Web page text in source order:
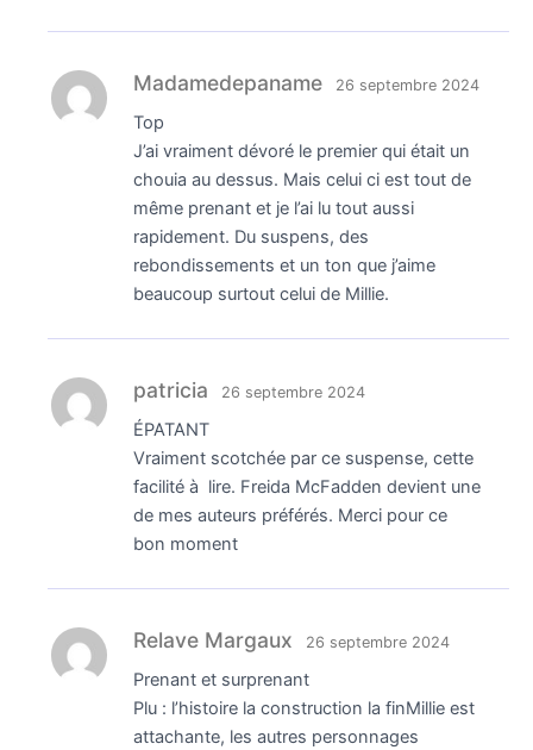
Madamedepaname 26 septembre 2024
Top
J’ai vraiment dévoré le premier qui était un
chouia au dessus. Mais celui ci est tout de
même prenant et je l’ai lu tout aussi
rapidement. Du suspens, des
rebondissements et un ton que j’aime
beaucoup surtout celui de Millie.
patricia 26 septembre 2024
ÉPATANT
Vraiment scotchée par ce suspense, cette
facilité à lire. Freida McFadden devient une
de mes auteurs préférés. Merci pour ce
bon moment
Relave Margaux 26 septembre 2024
Prenant et surprenant
Plu : l’histoire la construction la finMillie est
attachante, les autres personnages